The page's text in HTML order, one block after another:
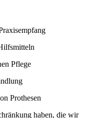
Pflege
Prothesen
haben, die wir